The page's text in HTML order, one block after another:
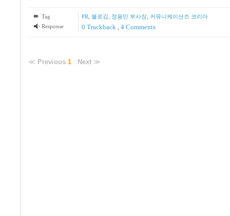
Tag PR 블로깅 정용민 부사장, 커뮤니케이션즈 코리아
Response
0 Trackback 4Comments
≪ Previous 1 : Next ≫